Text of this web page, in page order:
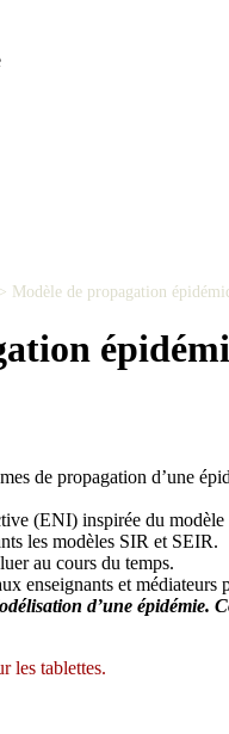
> Modèle de propagation
de propagation d’une
(ENI) inspirée du
les modèles SIR et SEIR.
au cours du temps.
enseignants et
d’une épidémie.
les tablettes.